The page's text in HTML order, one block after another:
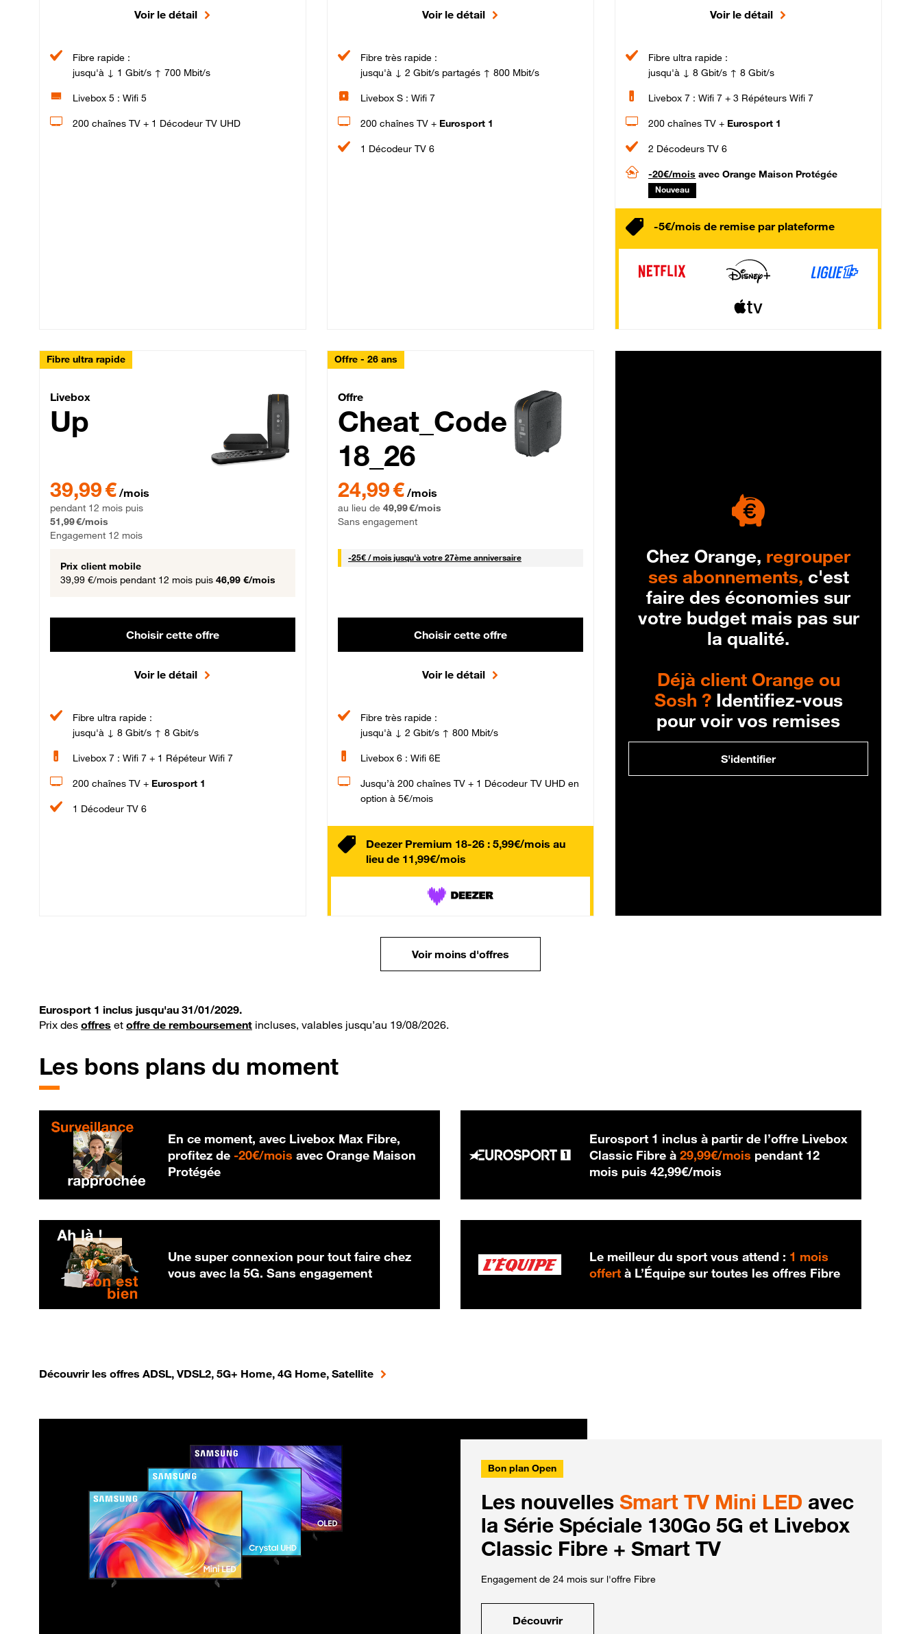
Voir le détail
Fibre rapide :
jusqu'à ↓ 1 Gbit/s ↑ 700 Mbit/s
Livebox 5 : Wifi 5
200 chaînes TV + 1 Décodeur TV UHD
Voir le détail
Fibre très rapide :
jusqu'à ↓ 2 Gbit/s partagés ↑ 800 Mbit/s
Livebox S : Wifi 7
200 chaînes TV + Eurosport 1
1 Décodeur TV 6
Voir le détail
Fibre ultra rapide :
jusqu'à ↓ 8 Gbit/s ↑ 8 Gbit/s
Livebox 7 : Wifi 7 + 3 Répéteurs Wifi 7
200 chaînes TV + Eurosport 1
2 Décodeurs TV 6
-20€/mois avec Orange Maison Protégée
Nouveau
-5€/mois de remise par plateforme
Fibre ultra rapide
Livebox Up Fibre
Livebox
Up
39,99 € /mois
pendant 12 mois puis
51,99 €/mois
Engagement 12 mois
Prix client mobile
39,99 €/mois pendant 12 mois puis 46,99 €/mois
Choisir cette offre
Voir le détail
Fibre ultra rapide :
jusqu'à ↓ 8 Gbit/s ↑ 8 Gbit/s
Livebox 7 : Wifi 7 + 1 Répéteur Wifi 7
200 chaînes TV + Eurosport 1
1 Décodeur TV 6
Offre - 26 ans
Cheat_Code Fibre_18_26
Offre
Cheat_Code
18_26
24,99 € /mois
au lieu de 49,99 €/mois
Sans engagement
-25€ / mois25 € par mois
jusqu'à votre 27ème anniversaire
Choisir cette offre
Voir le détail
Fibre très rapide :
jusqu'à ↓ 2 Gbit/s ↑ 800 Mbit/s
Livebox 6 : Wifi 6E
Jusqu’à 200 chaînes TV + 1 Décodeur TV UHD en
option à 5€/mois
Deezer Premium 18-26 : 5,99€/mois au
lieu de 11,99€/mois
Chez Orange, regrouper
ses abonnements, c'est
faire des économies sur
votre budget mais pas sur
la qualité.
Déjà client Orange ou
Sosh ?Identifiez-vous
pour voir vos remises
S'identifier
Voir moins d'offres
Eurosport 1 inclus jusqu'au 31/01/2029.
Prix des offres et offre de remboursement incluses, valables jusqu’au 19/08/2026.
Les bons plans du moment
En ce moment, avec Livebox Max Fibre,
profitez de -20€/mois 20 € par mois
avec Orange Maison
Protégée
Eurosport 1 inclus à partir de l’offre Livebox
Classic Fibre à29,99€/mois 29,99 € par mois
pendant 12
mois puis42,99€/mois
Une super connexion pour tout faire chez
vous avec la 5G. Sans engagement
Le meilleur du sport vous attend : 1 mois
offert à L’Équipe sur toutes les offres Fibre
Découvrir les offres ADSL, VDSL2, 5G+ Home, 4G Home, Satellite
Bon plan Open
Les nouvelles Smart TV Mini LED avec
la Série Spéciale 130Go 5G et Livebox
Classic Fibre + Smart TV
Engagement de 24 mois sur l'offre Fibre
Découvrir